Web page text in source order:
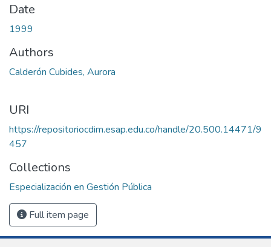
Date
1999
Authors
Calderón Cubides, Aurora
URI
https://repositoriocdim.esap.edu.co/handle/20.500.14471/9
457
Collections
Especialización en Gestión Pública
Full item page